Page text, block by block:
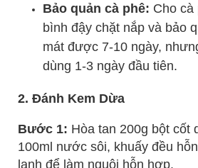
Bảo quản cà phê: Cho cà
bình đậy chặt nắp và bảo
mát được 7-10 ngày,
dùng 1-3 ngày đầu tiên.
2. Đánh Kem Dừa
Bước 1: Hòa tan 200g bột cốt
100ml nước sôi, khuấy đều
lạnh để làm nguội hỗn hợp.